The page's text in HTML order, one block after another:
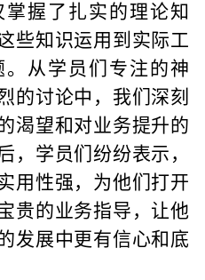
握了扎实的理论知
些知识运用到实际工
从学员们专注的神
的讨论中，我们深刻
渴望和对业务提升的
，学员们纷纷表示，
用性强，为他们打开
贵的业务指导，让他
发展中更有信心和底